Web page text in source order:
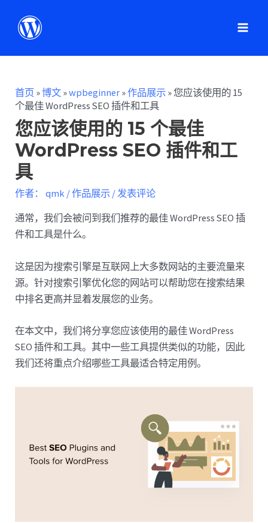
首页 »博文 »wpbeginner »作品展示 »您应该使用的 15
个最佳 WordPress SEO 插件和工具
您应该使用的 15 个最佳
WordPress SEO 插件和工
具
作者： qmk /作品展示 /发表评论
通常，我们会被问到我们推荐的最佳 WordPress SEO 插
件和工具是什么。
这是因为搜索引擎是互联网上大多数网站的主要流量来
源。针对搜索引擎优化您的网站可以帮助您在搜索结果
中排名更高并显着发展您的业务。
在本文中，我们将分享您应该使用的最佳 WordPress
SEO 插件和工具。其中一些工具提供类似的功能，因此
我们还将重点介绍哪些工具最适合特定用例。